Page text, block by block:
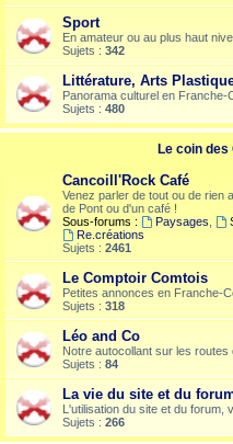
Sport
En amateur ou au plus haut
Sujets : 342
Littérature, Arts
Panorama culturel en Franche-
Sujets : 480
Le coin
Cancoill'Rock Café
Venez parler de tout ou de rien
de Pont ou d'un café !
Sous-forums :
Paysages
Re.créations
Sujets : 2461
Le Comptoir Comtois
Petites annonces en Franche-
Sujets : 318
Léo and Co
Notre autocollant sur les
Sujets : 84
La vie du site et du
L'utilisation du site et du forum,
Sujets : 266